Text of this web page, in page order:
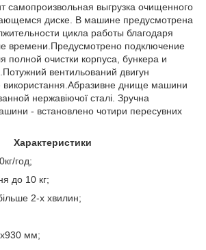
самопроизвольная выгрузка очищенного
диске. В машине предусмотрена
цикла работы благодаря
времени. Предусмотрено подключение
полной очистки корпуса, бункера и
Потужний вентильований двигун
Абразивне днище машини
нержавіючої сталі. Зручна
- встановлено чотири пересувних
Характеристики
год;
до 10 кг;
2-х хвилин;
мм;